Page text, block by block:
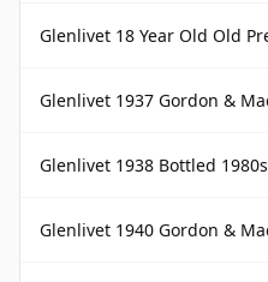
Glenlivet 18 Year Old Old
Glenlivet 1937 Gordon &
Glenlivet 1938 Bottled
Glenlivet 1940 Gordon &